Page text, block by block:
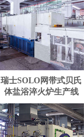
瑞士SOLO网带式贝氏
体盐浴淬火炉生产线